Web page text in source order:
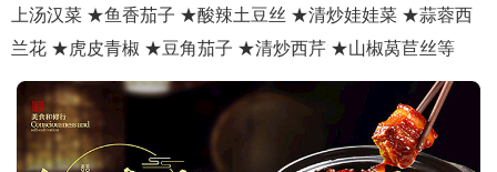
上汤汉菜 ★鱼香茄子 ★酸辣土豆丝 ★清炒娃娃菜 ★蒜蓉西
兰花 ★虎皮青椒 ★豆角茄子 ★清炒西芹 ★山椒莴苣丝等